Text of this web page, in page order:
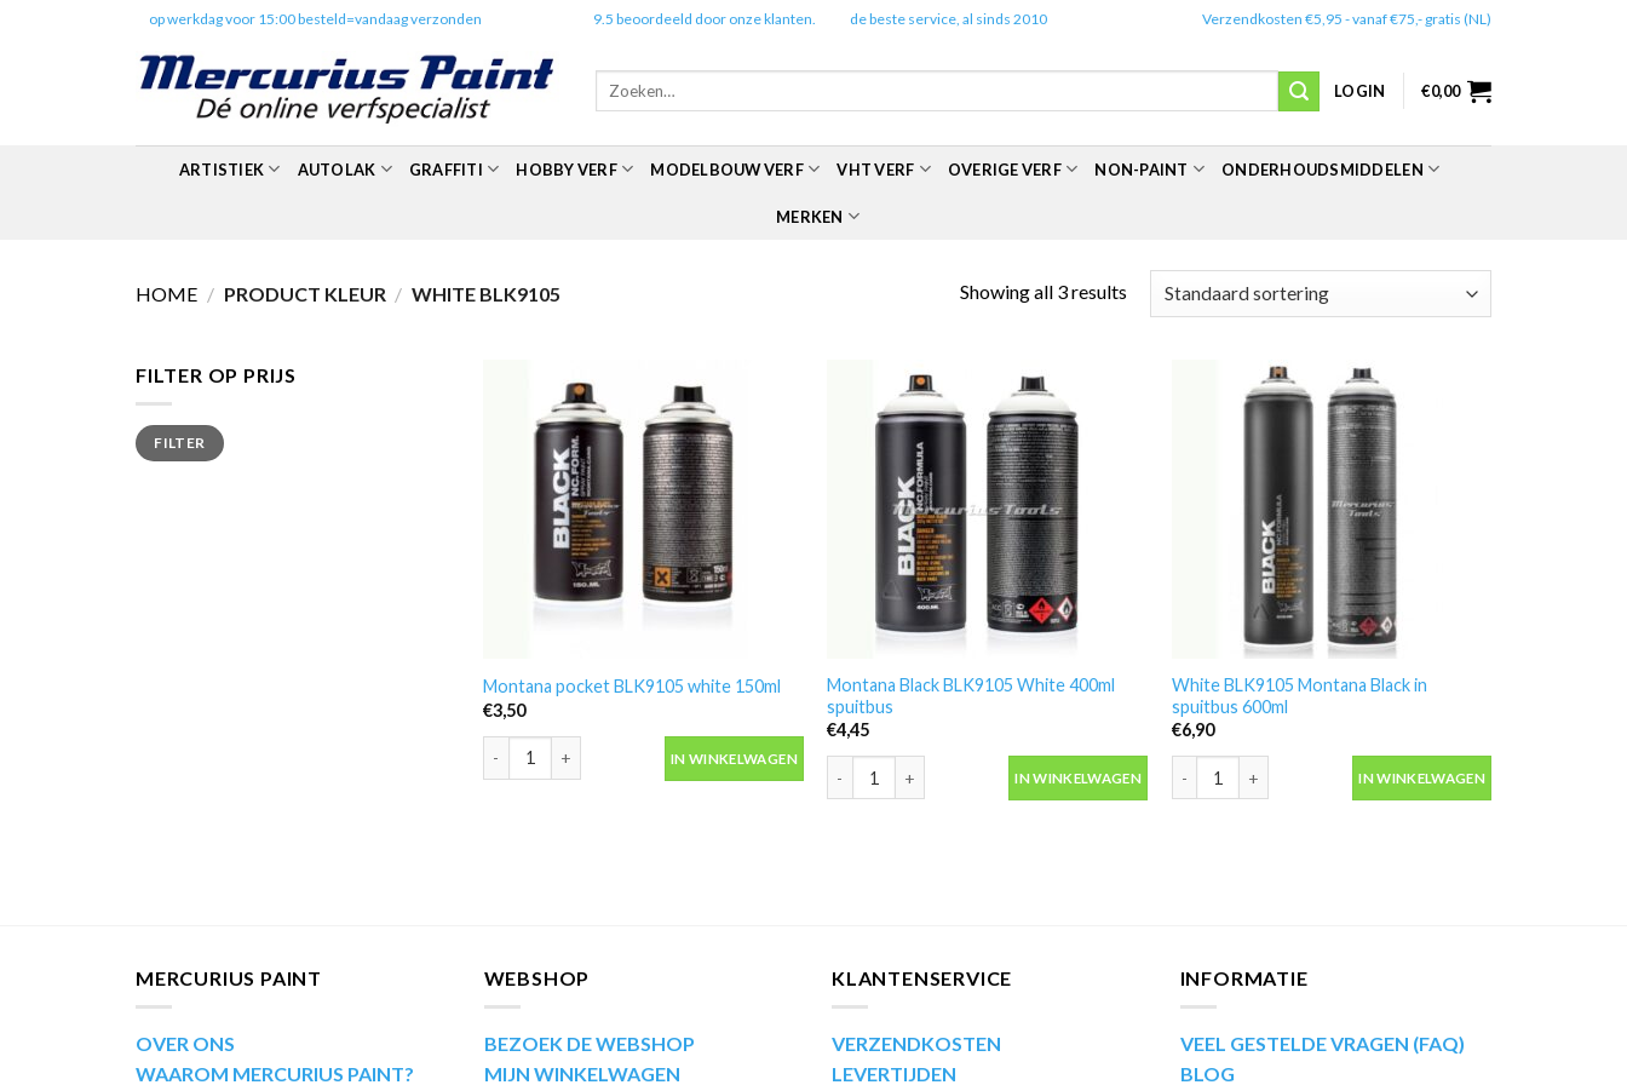
op werkdag voor 15:00 besteld=vandaag verzonden 9.5 beoordeeld door onze klanten. de beste service, al sinds 2010 Verzendkosten €5,95 - vanaf €75,- gratis (NL)
Zoeken
LOGIN €0,00
ARTISTIEK AUTOLAK GRAFFITI HOBBY VERF MODELBOUW VERF VHT VERF OVERIGE VERF NON-PAINT ONDERHOUDSMIDDELEN
MERKEN
HOME / PRODUCT KLEUR / WHITE BLK9105 Showing all 3 results
FILTER OP PRIJS
Min.
prijs
Max.
prijsFILTER
Montana pocket BLK9105 white 150ml
€3,50
Montana pocket BLK9105 white 150ml aantal
IN WINKELWAGEN
Montana Black BLK9105 White 400ml
spuitbus
€4,45
Montana Black BLK9105 White 400ml spuitbus aantal
IN WINKELWAGEN
White BLK9105 Montana Black in
spuitbus 600ml
€6,90
White BLK9105 Montana Black in spuitbus 600ml aantal
IN WINKELWAGEN
MERCURIUS PAINT
OVER ONS
WAAROM MERCURIUS PAINT?
WEBSHOP
BEZOEK DE WEBSHOP
MIJN WINKELWAGEN
KLANTENSERVICE
VERZENDKOSTEN
LEVERTIJDEN
INFORMATIE
VEEL GESTELDE VRAGEN (FAQ)
BLOG